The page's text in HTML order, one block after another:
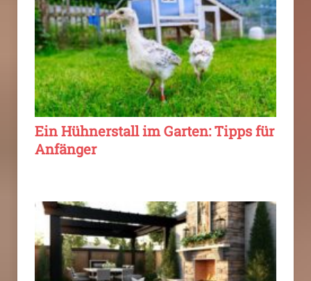
Ein Hühnerstall im Garten: Tipps für
Anfänger